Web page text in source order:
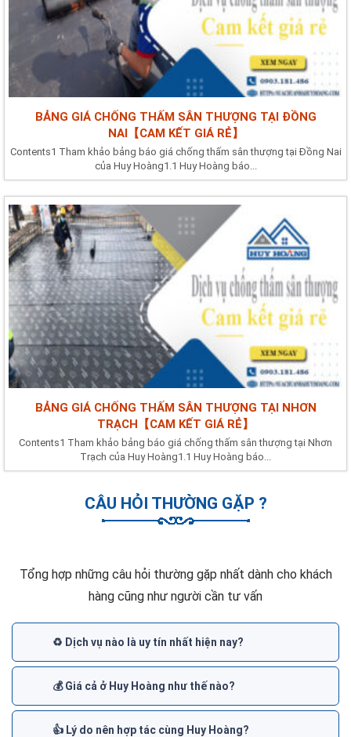
BẢNG GIÁ CHỐNG THẤM SÂN THƯỢNG TẠI ĐỒNG
NAI【CAM KẾT GIÁ RẺ】
Contents1 Tham khảo bảng báo giá chống thấm sân thượng tại Đồng Nai
của Huy Hoàng1.1 Huy Hoàng báo...
BẢNG GIÁ CHỐNG THẤM SÂN THƯỢNG TẠI NHƠN
TRẠCH【CAM KẾT GIÁ RẺ】
Contents1 Tham khảo bảng báo giá chống thấm sân thượng tại Nhơn
Trạch của Huy Hoàng1.1 Huy Hoàng báo...
CÂU HỎI THƯỜNG GẶP ?
Tổng hợp những câu hỏi thường gặp nhất dành cho khách
hàng cũng như người cần tư vấn
♻️ Dịch vụ nào là uy tín nhất hiện nay?
💰 Giá cả ở Huy Hoàng như thế nào?
👍 Lý do nên hợp tác cùng Huy Hoàng?